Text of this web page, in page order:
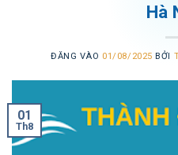
Hà
ĐĂNG VÀO 01/08/2025 BỞI
01
Th8